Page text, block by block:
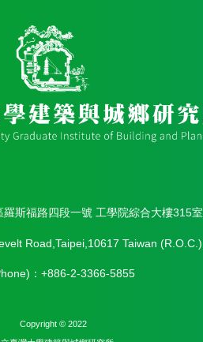
斯福路四段一號 工學院綜合大樓315室
Road,Taipei,10617 Taiwan (R.O.C.)
：+886-2-3366-5855
Copyright © 2022